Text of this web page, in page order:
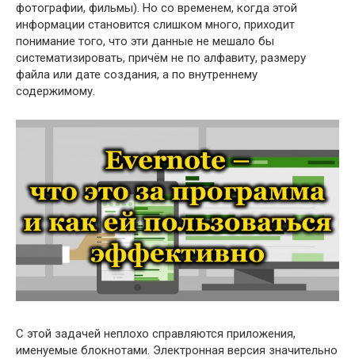
фотографии, фильмы). Но со временем, когда этой
информации становится слишком много, приходит
понимание того, что эти данные не мешало бы
систематизировать, причём не по алфавиту, размеру
файла или дате создания, а по внутреннему
содержимому.
С этой задачей неплохо справляются приложения,
именуемые блокнотами. Электронная версия значительно